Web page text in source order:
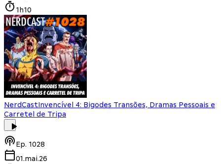
1h10
NerdCastInvencível 4: Bigodes Transões, Dramas Pessoais e
Carretel de Tripa
Ep. 1028
01.mai.26